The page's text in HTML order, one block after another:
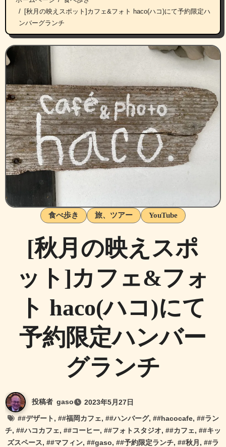
[秋月の映えスポット]カフェ&フォト haco(ハコ)にて予約限定ハ
ンバーグランチ
食べ歩き 旅、ツアー YouTube
[秋月の映えスポ
ット]カフェ&フォ
ト haco(ハコ)にて
予約限定ハンバー
グランチ
投稿者 gaso
2023年5月27日
##デザート, ##福岡カフェ, ##ハンバーグ, ##hacocafe, ##ラン
チ, ##ハコカフェ, ##コーヒー, ##フォトスタジオ, ##カフェ, ##キッ
ズスペース, ##マフィン, ##gaso, ##予約限定ランチ, ##秋月 , ##ラ